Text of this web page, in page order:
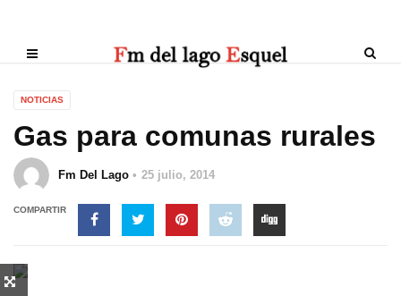
NOTICIAS
Gas para comunas rurales
Fm Del Lago 25 julio, 2014
COMPARTIR